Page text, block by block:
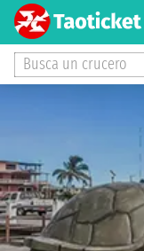
Busca un crucero